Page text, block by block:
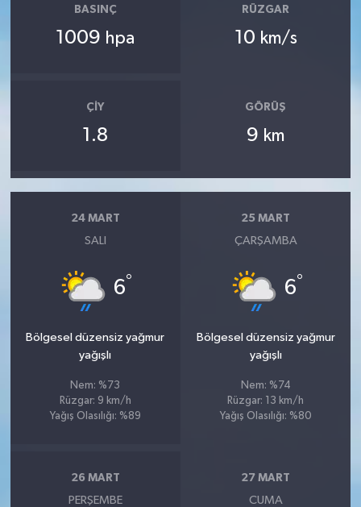
BASINÇ
1009 hpa
RÜZGAR
10 km/s
ÇIY
1.8
GÖRÜŞ
9 km
24 MART
SALI
6°
Bölgesel düzensiz yağmur
yağışlı
Nem: %73
Rüzgar: 9 km/h
Yağış Olasılığı: %89
25 MART
ÇARŞAMBA
6°
Bölgesel düzensiz yağmur
yağışlı
Nem: %74
Rüzgar: 13 km/h
Yağış Olasılığı: %80
26 MART
PERŞEMBE
27 MART
CUMA